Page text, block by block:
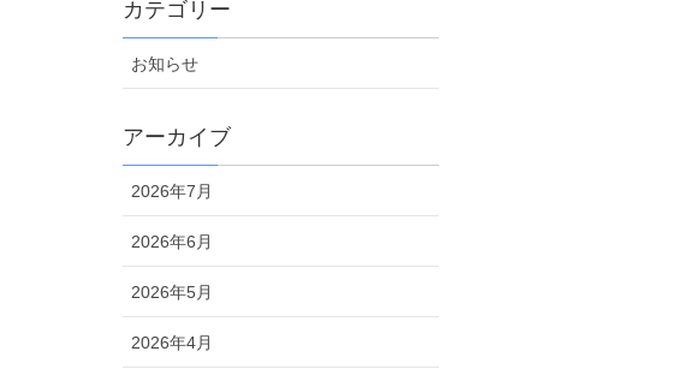
カテゴリー
お知らせ
アーカイブ
2026年7月
2026年6月
2026年5月
2026年4月